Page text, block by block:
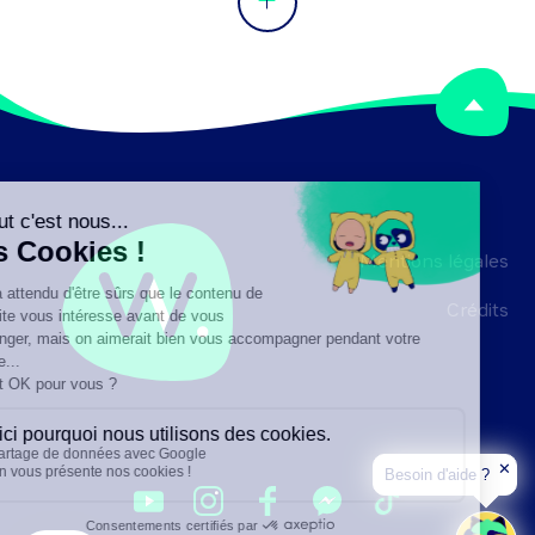
Mentions légales
Crédits
Besoin d'aide ? ✕